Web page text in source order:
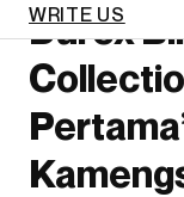
WRITE US
Durex